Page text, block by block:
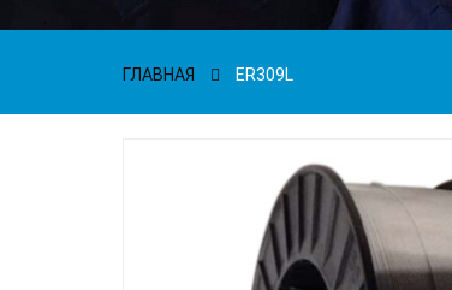
ГЛАВНАЯ ER309L